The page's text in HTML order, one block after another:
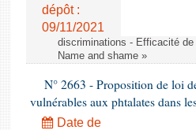
dépôt :
09/11/2021
discriminations - Efficacité
Name and shame »
N° 2663 - Proposition de loi
vulnérables aux phtalates dans
Date de